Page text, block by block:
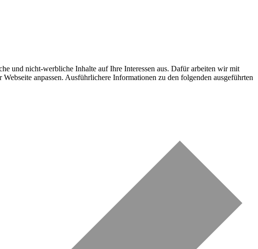
und nicht-werbliche Inhalte auf Ihre Interessen aus. Dafür arbeiten wir mit
anpassen. Ausführlichere Informationen zu den folgenden ausgeführten